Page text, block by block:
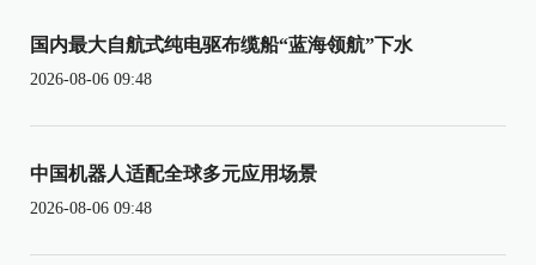
国内最大自航式纯电驱布缆船“蓝海领航”下水
2026-08-06 09:48
中国机器人适配全球多元应用场景
2026-08-06 09:48